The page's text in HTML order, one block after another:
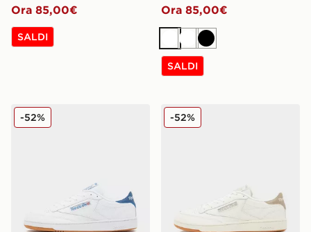
Ora 85,00€
SALDI
Ora 85,00€
Bianco
Bianco
Nero
SALDI
Reebok Club C
-52% Reebok Club C
-52%